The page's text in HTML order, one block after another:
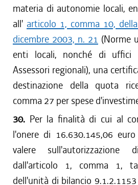
materia di autonomie locali,
all' articolo 1, comma 10,
dicembre 2003, n. 21 (Norme
enti locali, nonché di uffici
Assessori regionali), una
destinazione della quota
comma 27 per spese
30. Per la finalità di cui al
l'onere di 16.630.145,06
valere sull'autorizzazione
dall'articolo 1, comma 1,
dell'unità di bilancio